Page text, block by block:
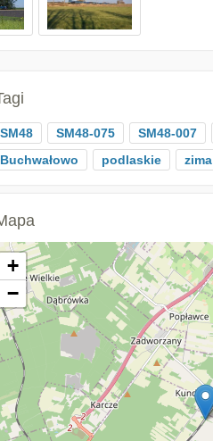
SM48 SM48-075 SM48-007
Buchwałowo
podlaskie zima
+
−